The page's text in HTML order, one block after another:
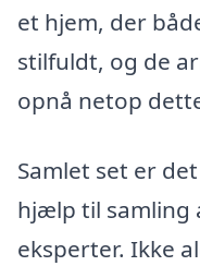
et hjem, der
stilfuldt, og de
opnå netop
Samlet set er
hjælp til samling
eksperter. Ikke